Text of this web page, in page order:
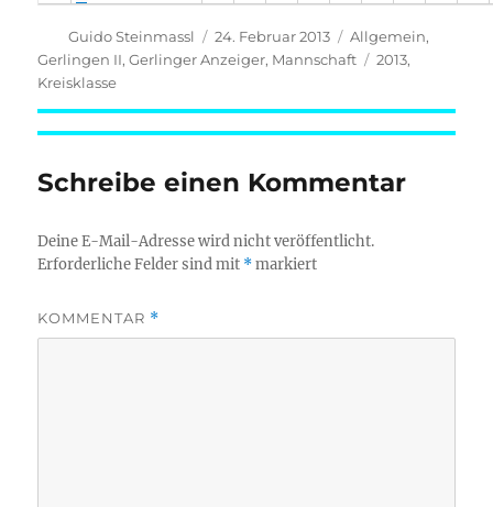
Autor
Guido Steinmassl
Veröffentlicht
am
24. Februar 2013 Kategorien
Allgemein,
Gerlingen II,Gerlinger Anzeiger, Mannschaft Schlagwörter
2013,
Kreisklasse
Schreibe einen Kommentar
Deine E-Mail-Adresse wird nicht veröffentlicht.
Erforderliche Felder sind mit *markiert
KOMMENTAR *